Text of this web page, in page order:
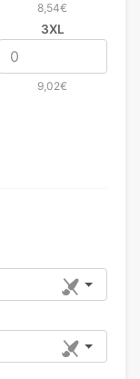
8,54€
3XL
9,02€